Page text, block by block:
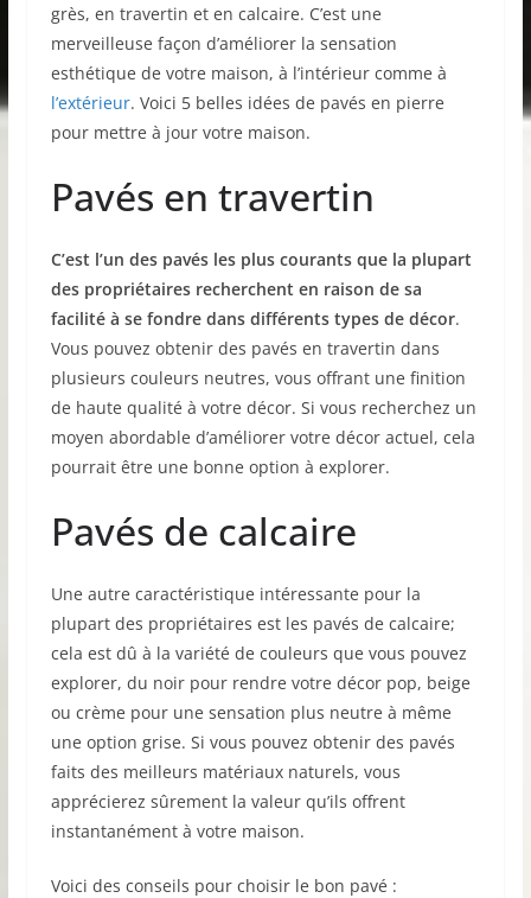
grès, en travertin et en calcaire. C’est une
merveilleuse façon d’améliorer la sensation
esthétique de votre maison, à l’intérieur comme à
l’extérieur. Voici 5 belles idées de pavés en pierre
pour mettre à jour votre maison.
Pavés en travertin
C’est l’un des pavés les plus courants que la plupart
des propriétaires recherchent en raison de sa
facilité à se fondre dans différents types de décor.
Vous pouvez obtenir des pavés en travertin dans
plusieurs couleurs neutres, vous offrant une finition
de haute qualité à votre décor. Si vous recherchez un
moyen abordable d’améliorer votre décor actuel, cela
pourrait être une bonne option à explorer.
Pavés de calcaire
Une autre caractéristique intéressante pour la
plupart des propriétaires est les pavés de calcaire;
cela est dû à la variété de couleurs que vous pouvez
explorer, du noir pour rendre votre décor pop, beige
ou crème pour une sensation plus neutre à même
une option grise. Si vous pouvez obtenir des pavés
faits des meilleurs matériaux naturels, vous
apprécierez sûrement la valeur qu’ils offrent
instantanément à votre maison.
Voici des conseils pour choisir le bon pavé :